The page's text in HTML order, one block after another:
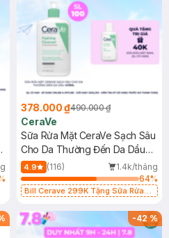
378.000 ₫490.000 ₫
CeraVe
Sữa Rửa Mặt CeraVe Sạch Sâu
Cho Da Thường Đến Da Dầu
473ml
4.9 (116)
1.4k/tháng
64%
Bill Cerave 299K Tặng Sữa Rửa
-42%